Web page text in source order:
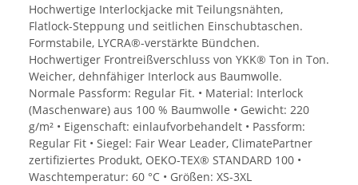
Hochwertige Interlockjacke mit Teilungsnähten,
Flatlock-Steppung und seitlichen Einschubtaschen.
Formstabile, LYCRA®-verstärkte Bündchen.
Hochwertiger Frontreißverschluss von YKK® Ton in Ton.
Weicher, dehnfähiger Interlock aus Baumwolle.
Normale Passform: Regular Fit. • Material: Interlock
(Maschenware) aus 100 % Baumwolle • Gewicht: 220
g/m² • Eigenschaft: einlaufvorbehandelt • Passform:
Regular Fit • Siegel: Fair Wear Leader, ClimatePartner
zertifiziertes Produkt, OEKO-TEX® STANDARD 100 •
Waschtemperatur: 60 °C • Größen: XS-3XL